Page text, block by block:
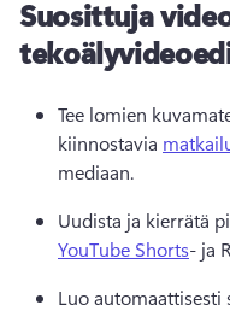
Suosittuja
Tee lomien
kiinnostavia
mediaan.
Uudista ja kierrätä
YouTube Shorts- ja
Luo automaattisesti